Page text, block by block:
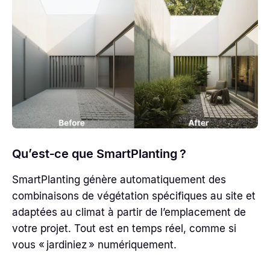
Qu’est‑ce que SmartPlanting ?
SmartPlanting génère automatiquement des
combinaisons de végétation spécifiques au site et
adaptées au climat à partir de l’emplacement de
votre projet. Tout est en temps réel, comme si
vous « jardiniez » numériquement.